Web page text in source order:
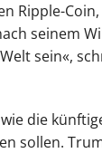
Ripple-
seinem
sein«,
die
sollen.